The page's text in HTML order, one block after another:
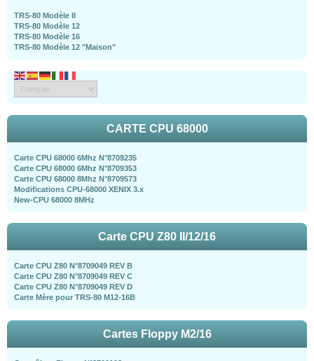
TRS-80 Modèle II
TRS-80 Modèle 12
TRS-80 Modèle 16
TRS-80 Modèle 12 "Maison"
CARTE CPU 68000
Carte CPU 68000 6Mhz N°8709235
Carte CPU 68000 6Mhz N°8709353
Carte CPU 68000 8Mhz N°8709573
Modifications CPU-68000 XENIX 3.x
New-CPU 68000 8MHz
Carte CPU Z80 II/12/16
Carte CPU Z80 N°8709049 REV B
Carte CPU Z80 N°8709049 REV C
Carte CPU Z80 N°8709049 REV D
Carte Mère pour TRS-80 M12-16B
Cartes Floppy M2/16